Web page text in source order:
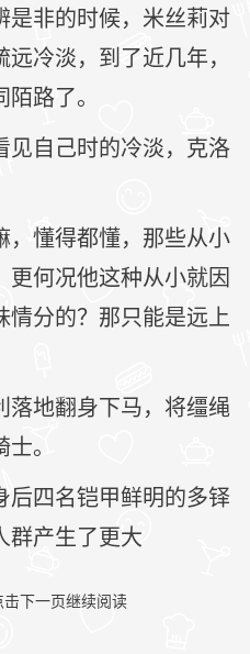
是非的时候，米丝莉对
冷淡，到了近几年，
路了。
见自己时的冷淡，克洛
，懂得都懂，那些从小
更何况他这种从小就因
情分的？那只能是远上
落地翻身下马，将缰绳
。
后四名铠甲鲜明的多铎
群产生了更大
下一页继续阅读